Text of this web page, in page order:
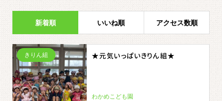
新着順 いいね順 アクセス数順
きりん組 ★元気いっぱいきりん組★
わかめこども園